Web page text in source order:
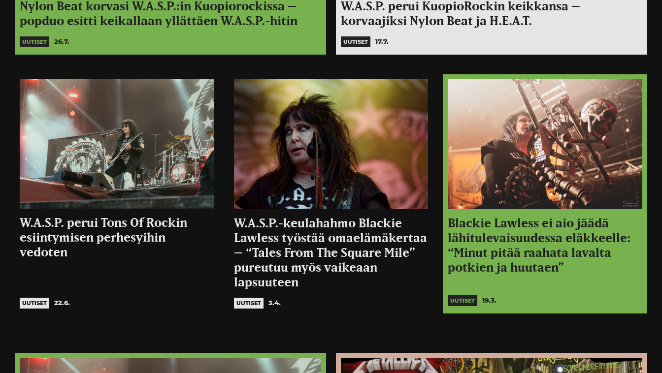
Nylon Beat korvasi W.A.S.P.:in Kuopiorockissa –
popduo esitti keikallaan yllättäen W.A.S.P.-hitin
UUTISET 26.7.
W.A.S.P. perui KuopioRockin keikkansa –
korvaajiksi Nylon Beat ja H.E.A.T.
UUTISET 17.7.
W.A.S.P. perui Tons Of Rockin
esiintymisen perhesyihin
vedoten
UUTISET 22.6.
W.A.S.P.-keulahahmo Blackie
Lawless työstää omaelämäkertaa
– “Tales From The Square Mile”
pureutuu myös vaikeaan
lapsuuteen
UUTISET 3.4.
Blackie Lawless ei aio jäädä
lähitulevaisuudessa eläkkeelle:
“Minut pitää raahata lavalta
potkien ja huutaen”
UUTISET 19.3.